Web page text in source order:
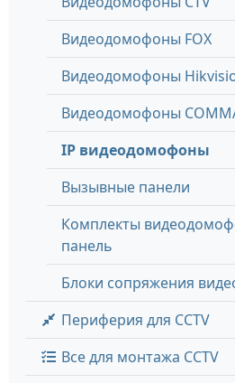
Видеодомофоны FOX
Видеодомофоны
Видеодомофоны
IP видеодомофоны
Вызывные панели
Комплекты
панель
Блоки сопряжения
Периферия для CCTV
Все для монтажа CCTV